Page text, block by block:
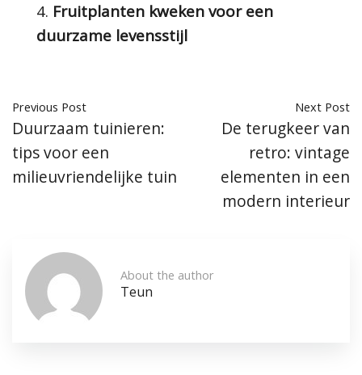
Fruitplanten kweken voor een
duurzame levensstijl
Previous Post
Duurzaam tuinieren:
tips voor een
milieuvriendelijke tuin
Next Post
De terugkeer van
retro: vintage
elementen in een
modern interieur
About the author
Teun